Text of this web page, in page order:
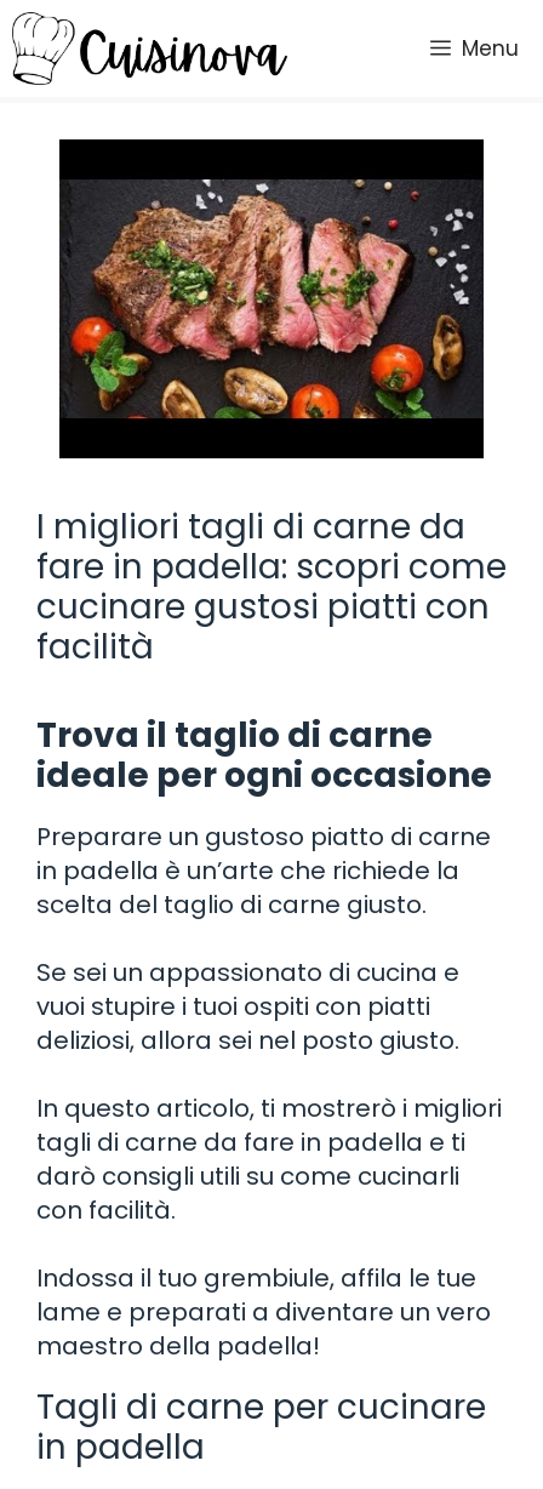
Vai
al
contenuto
Menu
I migliori tagli di carne da
fare in padella: scopri come
cucinare gustosi piatti con
facilità
Trova il taglio di carne
ideale per ogni occasione
Preparare un gustoso piatto di carne
in padella è un’arte che richiede la
scelta del taglio di carne giusto.
Se sei un appassionato di cucina e
vuoi stupire i tuoi ospiti con piatti
deliziosi, allora sei nel posto giusto.
In questo articolo, ti mostrerò i migliori
tagli di carne da fare in padella e ti
darò consigli utili su come cucinarli
con facilità.
Indossa il tuo grembiule, affila le tue
lame e preparati a diventare un vero
maestro della padella!
Tagli di carne per cucinare
in padella